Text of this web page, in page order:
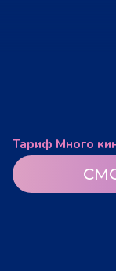
Тариф Много